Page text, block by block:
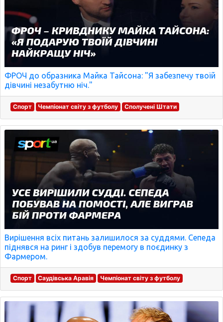
ФРОЧ до образника Майка Тайсона: "Я забезпечу твоїй
дівчині незабутню ніч."
Спорт Чемпіонат світу з футболу Сполучені Штати
Вирішення всіх питань залишилося за суддями. Сепеда
піднявся на ринг і здобув перемогу в поєдинку з
Фармером.
Спорт Саудівська Аравія Чемпіонат світу з футболу